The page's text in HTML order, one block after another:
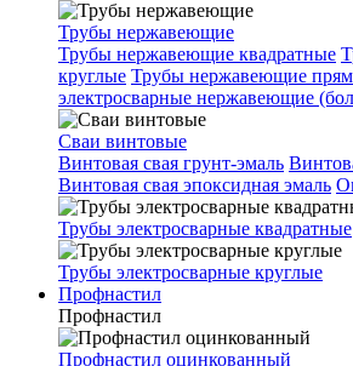
Трубы нержавеющие
Трубы нержавеющие квадратные
круглые Трубы нержавеющие
электросварные нержавеющие
Сваи винтовые
Винтовая свая грунт-эмаль
Винтовая свая эпоксидная эмаль
Трубы электросварные квадратные
Трубы электросварные круглые
Профнастил
Профнастил
Профнастил оцинкованный